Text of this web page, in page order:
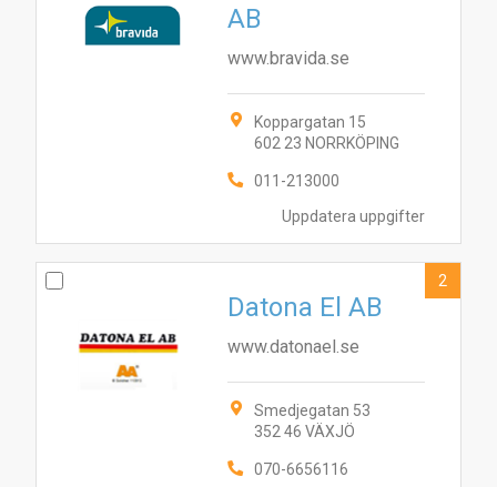
Uppdatera uppgifter
AB
www.bravida.se
Koppargatan 15
602 23 NORRKÖPING
011-213000
Datona El AB
www.datonael.se
Smedjegatan 53
352 46 VÄXJÖ
070-6656116
2